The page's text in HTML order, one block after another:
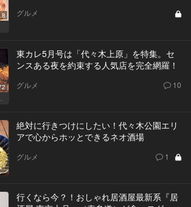
グルメ
なこと
東カレ5月号は「代々木上原」を特集。セ
ンスある夜を約束する人気店を完全網羅！
グルメ 10
絶対に行きつけにしたい！代々木公園エリ
アで心からホッとできるネオ酒場
グルメ 1
行くなら今？！おしゃれ居酒屋最新系『居